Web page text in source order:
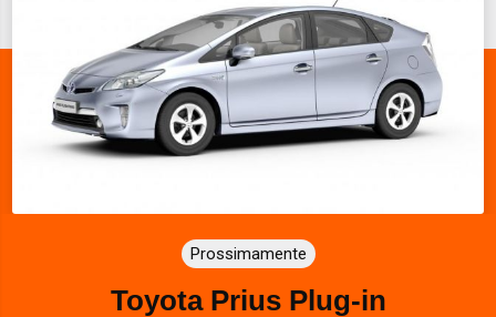
Prossimamente
Toyota Prius Plug-in